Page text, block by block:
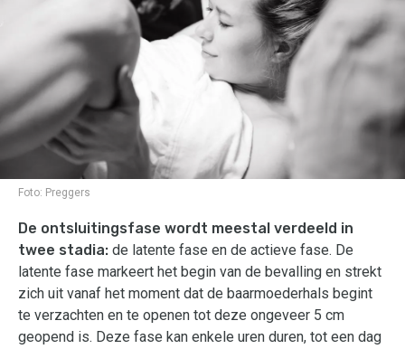
Foto: Preggers
De ontsluitingsfase wordt meestal verdeeld in
twee stadia: de latente fase en de actieve fase. De
latente fase markeert het begin van de bevalling en strekt
zich uit vanaf het moment dat de baarmoederhals begint
te verzachten en te openen tot deze ongeveer 5 cm
geopend is. Deze fase kan enkele uren duren, tot een dag